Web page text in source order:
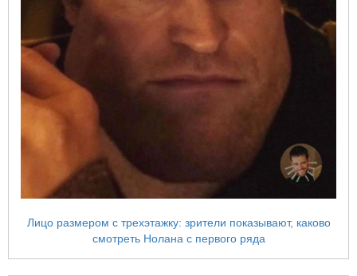
Лицо размером с трехэтажку: зрители показывают, каково
смотреть Нолана с первого ряда